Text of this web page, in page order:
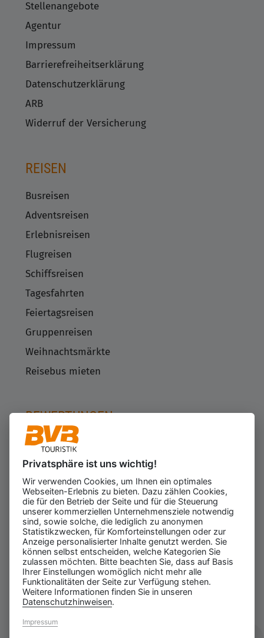
Stellenangebote
Agentur
Impressum
Barrierefreiheitserklärung
Datenschutzerklärung
ARB
Widerruf der Versicherung
REISEN
Busreisen
Adventsreisen
Erlebnisreisen
Flugreisen
Schiffsreisen
Tagesfahrten
Feiertagsreisen
Gruppenreisen
Weihnachtsmärkte
Reisebus mieten
BEWERTUNGEN
623
für den Veranstalter
Gesamtbewertung
4.43von 5.00
Weiterempfehlung
97%
08.08.2026 ⓘ Echte Bewertungen
Privatsphäre ist uns wichtig!
Wir verwenden Cookies, um Ihnen ein optimales
Webseiten-Erlebnis zu bieten. Dazu zählen Cookies,
die für den Betrieb der Seite und für die Steuerung
unserer kommerziellen Unternehmensziele notwendig
sind, sowie solche, die lediglich zu anonymen
Statistikzwecken, für Komforteinstellungen oder zur
Anzeige personalisierter Inhalte genutzt werden. Sie
können selbst entscheiden, welche Kategorien Sie
zulassen möchten. Bitte beachten Sie, dass auf Basis
Ihrer Einstellungen womöglich nicht mehr alle
Funktionalitäten der Seite zur Verfügung stehen.
Weitere Informationen finden Sie in unseren
Datenschutzhinweisen.
Impressum